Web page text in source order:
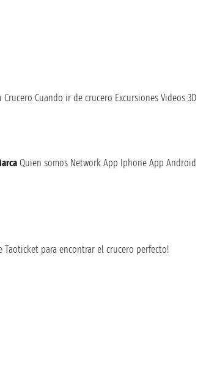
Crucero Cuando ir de crucero Excursiones Videos 3D
Quien somos Network App Iphone App Android
Taoticket para encontrar el crucero perfecto!